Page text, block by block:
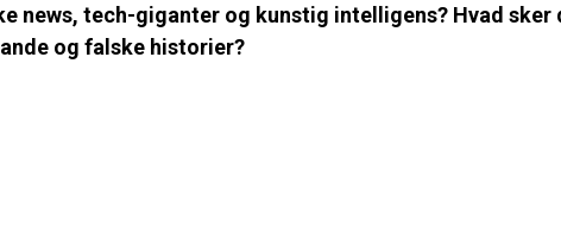
news, tech-giganter og kunstig intelligens? Hvad sker
og falske historier?